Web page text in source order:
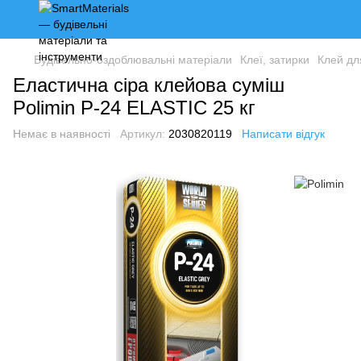
Будівельно-оздоблювальні матеріали Клеї, затирки Клей
Еластична сіра клейова суміш
Polimin P-24 ELASTIC 25 кг
Немає в наявності Артикул: 2030820119 Написати відгук